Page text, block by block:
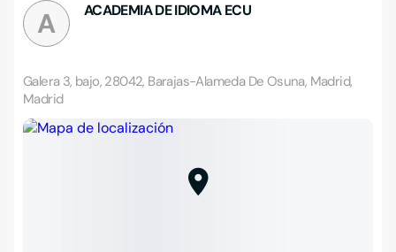
A ACADEMIA DE IDIOMA ECU
Galera 3, bajo, 28042, Barajas-Alameda De Osuna, Madrid,
Madrid